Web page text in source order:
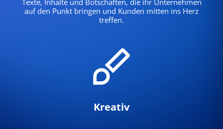
auf den Punkt bringen und Kunden mitten ins Herz
treffen.
Kreativ